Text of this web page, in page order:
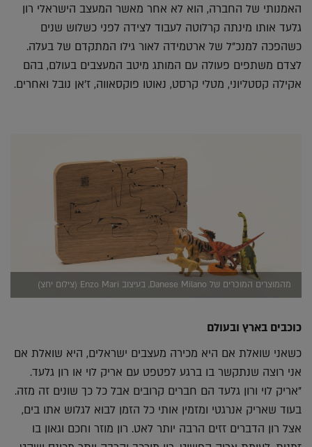
האמנותי של החברה, הוא לא אחר מאשר המעצב הישראלי רון
גלעד אותו מינתה קרלוטה לעבוד לצידה לפני כשלוש שנים
כשהפכה למנכ"ל של ארטמידה לאור גילו המתקדם של בעלה.
לצדם משתפים פעולה עם המותג מיטב המעצבים בעולם, בהם
אקילה קסטליוני, מטלי קרסט, נאוטו פוקסאווה, ז'אן נובל ואחרים.
מהמוצרים המוכרים של Danese Milano, בעיצוב Enzo Mari (צילום יחצ)
כוכבים בארץ ובעולם
כשאני שואלת אם היא מכירה מעצבים ישראלים, היא שואלת אם
אני רוצה שנתקשר בו ברגע לפטפט עם אריק לוי או רון גלעד.
"אריק לוי ורון גלעד הם חברים קרובים אבל כל כך שונים זה מזה.
בעוד שאריק אנרגטי ומזמין אותי כל הזמן לבוא לגלוש אתו בים,
אצל רון הדברים זזים הרבה יותר לאט. רון מוזר וחכם וגאון בו